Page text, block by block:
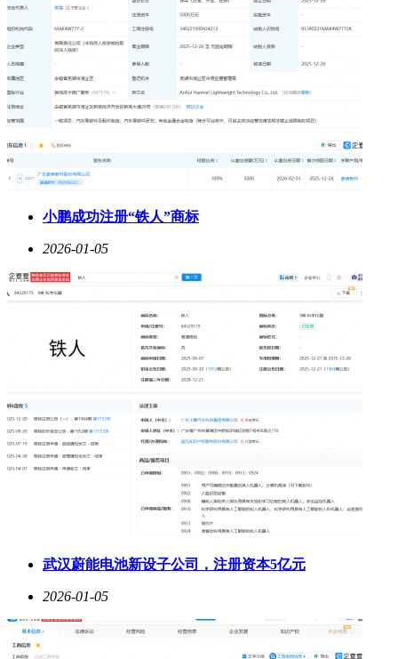
小鹏成功注册“铁人”商标
2026-01-05
武汉蔚能电池新设子公司，注册资本5亿元
2026-01-05